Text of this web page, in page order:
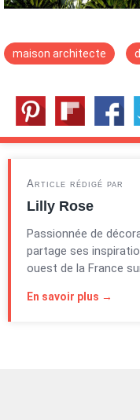
maison architecte
Article rédigé par
Lilly Rose
Passionnée de
partage ses
ouest de la France
En savoir plus →